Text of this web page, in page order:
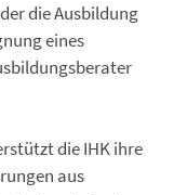
die Ausbildung
eines
die IHK ihre
aus